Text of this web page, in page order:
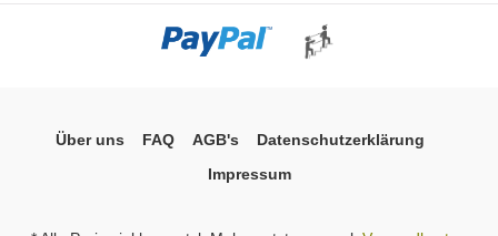
Über uns FAQ AGB's
Datenschutzerklärung
Impressum